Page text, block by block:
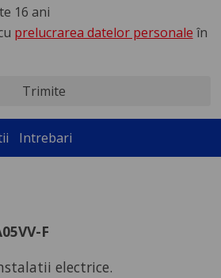
16 ani
prelucrarea datelor personale în
Trimite
Intrebari
F
electrice.